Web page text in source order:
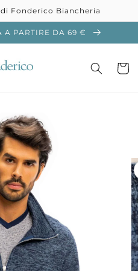
Fonderico Biancheria
A PARTIRE DA 69 €